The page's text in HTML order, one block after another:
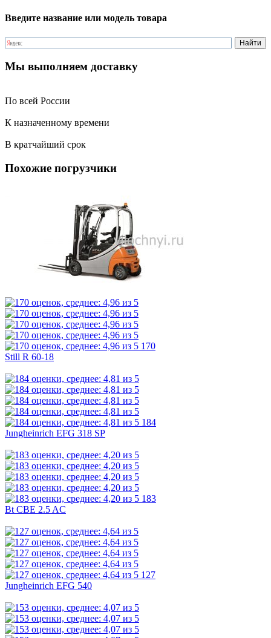
Введите название или модель товара
Мы выполняем доставку
По всей России
К назначенному времени
В кратчайший срок
Похожие погрузчики
170
Still R 60-18
184
Jungheinrich EFG 318 SP
183
Bt CBE 2.5 AC
127
Jungheinrich EFG 540